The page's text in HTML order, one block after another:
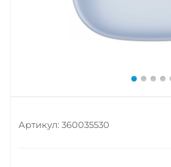
Артикул: 360035530